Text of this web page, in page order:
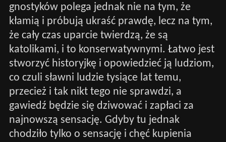
gnostyków polega jednak nie na tym, że
kłamią i próbują ukraść prawdę, lecz na tym,
że cały czas uparcie twierdzą, że są
katolikami, i to konserwatywnymi. Łatwo jest
stworzyć historyjkę i opowiedzieć ją ludziom,
co czuli sławni ludzie tysiące lat temu,
przecież i tak nikt tego nie sprawdzi, a
gawiedź będzie się dziwować i zapłaci za
najnowszą sensację. Gdyby tu jednak
chodziło tylko o sensację i chęć kupienia